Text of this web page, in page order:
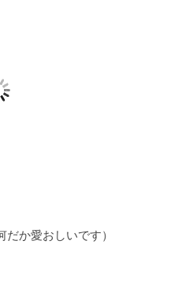
だか愛おしいです）